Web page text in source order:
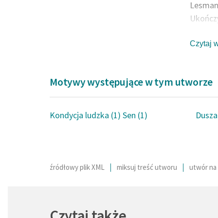
Jego
Czytaj
Motywy występujące w tym utworze
Kondycja ludzka (1) Sen (1)
źródłowy plik XML miksuj treść utworu utwór na